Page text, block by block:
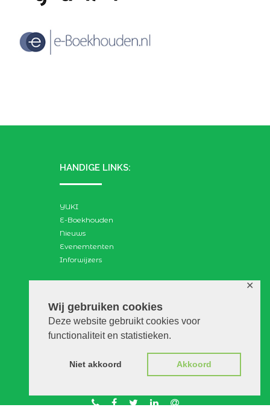
Wij gebruiken cookies
Deze website gebruikt cookies voor
functionaliteit en statistieken.
Niet akkoord Akkoord
✕
HANDIGE LINKS:
YUKI
E-Boekhouden
Nieuws
Evenemtenten
Inforwijzers